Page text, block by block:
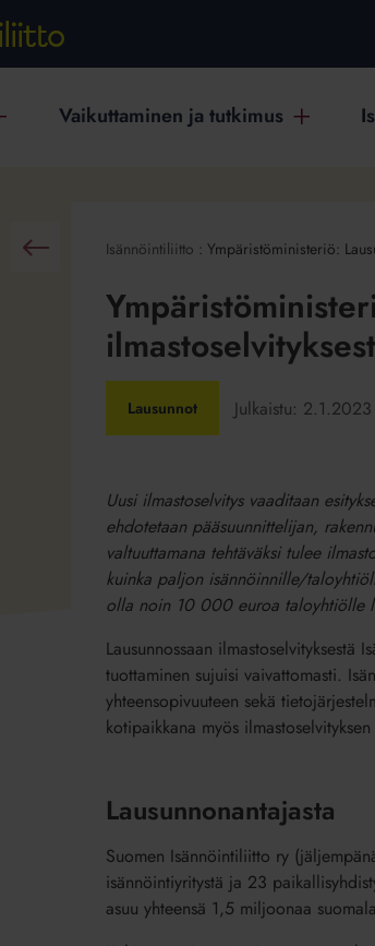
Vaikuttaminen ja tutkimus
Isännöintiliitto : Ympäristöministeriö:
Lausunnot Julkaistu: 2.1.2023
Uusi ilmastoselvitys vaaditaan
ehdotetaan pääsuunnittelijan,
valtuuttamana tehtäväksi tulee
kuinka paljon isännöinnille/
olla noin 10 000 euroa taloyhtiölle
Lausunnossaan
tuottaminen sujuisi vaivattomasti.
yhteensopivuuteen sekä
kotipaikkana myös
Lausunnonantajasta
Suomen Isännöintiliitto ry
isännöintiyritystä ja 23
asuu yhteensä 1,5 miljoonaa